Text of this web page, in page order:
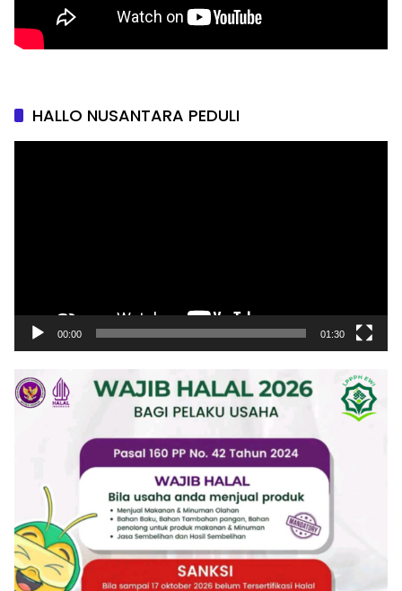
HALLO NUSANTARA PEDULI
00:00 01:30